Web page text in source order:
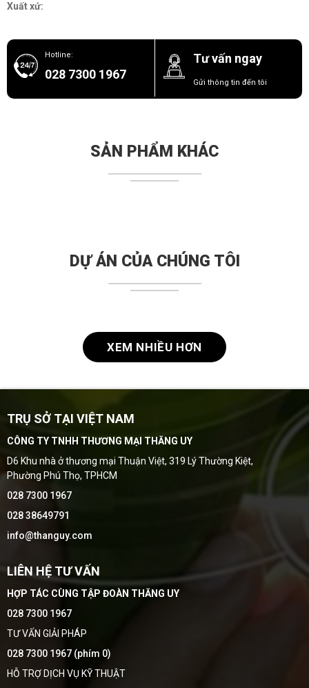
Xuất xứ:
Hotline:
028 7300 1967
Tư vấn ngay
Gửi thông tin đến tôi
SẢN PHẨM KHÁC
DỰ ÁN CỦA CHÚNG TÔI
XEM NHIỀU HƠN
TRỤ SỞ TẠI VIỆT NAM
CÔNG TY TNHH THƯƠNG MẠI THĂNG UY
D6 Khu nhà ở thương mại Thuận Việt, 319 Lý Thường Kiệt,
Phường Phú Thọ, TPHCM
028 7300 1967
028 38649791
info@thanguy.com
LIÊN HỆ TƯ VẤN
HỢP TÁC CÙNG TẬP ĐOÀN THĂNG UY
028 7300 1967
TƯ VẤN GIẢI PHÁP
028 7300 1967 (phím 0)
HỖ TRỢ DỊCH VỤ KỸ THUẬT